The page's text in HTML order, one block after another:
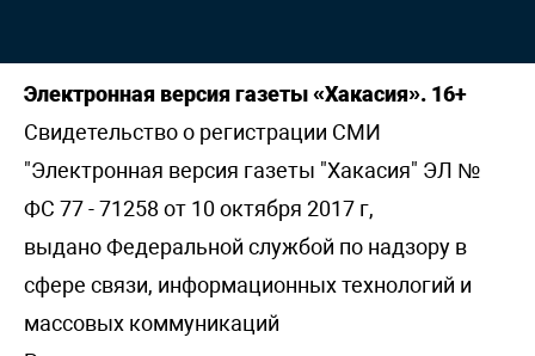
Электронная версия газеты «Хакасия». 16+
Свидетельство о регистрации СМИ
"Электронная версия газеты "Хакасия" ЭЛ №
ФС 77 - 71258 от 10 октября 2017 г,
выдано Федеральной службой по надзору в
сфере связи, информационных технологий и
массовых коммуникаций